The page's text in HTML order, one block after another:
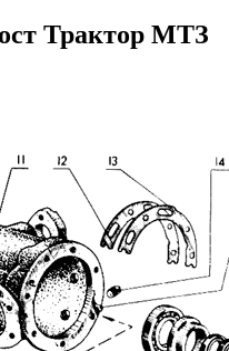
Трактор МТЗ